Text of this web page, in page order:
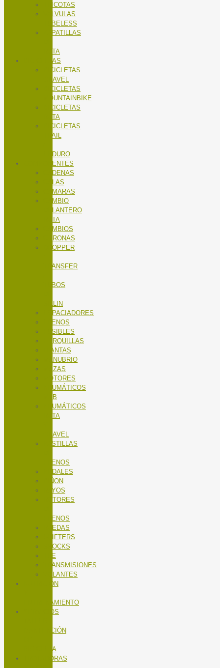
TRICOTAS
VALVULAS
TUBELESS
ZAPATILLAS
RUTA
BICICLETAS
BICICLETAS
GRAVEL
BICICLETAS
MOUNTAINBIKE
BICICLETAS
RUTA
BICICLETAS
TRAIL
ENDURO
COMPONENTES
CADENAS
CALAS
CÁMARAS
CAMBIO
DELANTERO
RUTA
CAMBIOS
CORONAS
DROPPER
TRANSFER
TUBOS
SILLIN
ESPACIADORES
FRENOS
FUSIBLES
HORQUILLAS
LLANTAS
MANUBRIO
MAZAS
MOTORES
NEUMÁTICOS
MTB
NEUMÁTICOS
RUTA
GRAVEL
PASTILLAS
FRENOS
PEDALES
PIÑON
RAYOS
ROTORES
FRENOS
RUEDAS
SHIFTERS
SHOCKS
TEE
TRANSMISIONES
VOLANTES
NUTRICIÓN
ENTRENAMIENTO
SERVICIOS
MANTENCIÓN
BICICLETA
TROTADORAS